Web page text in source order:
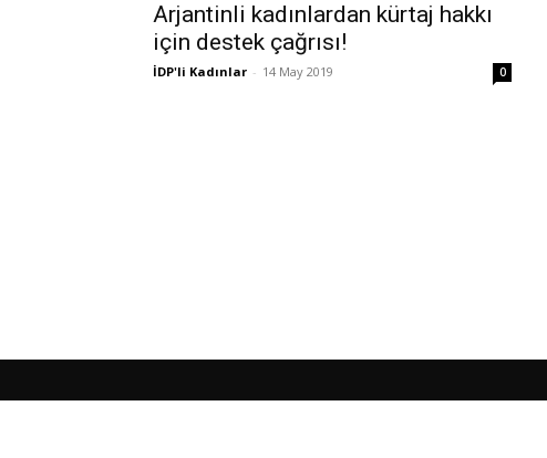
Arjantinli kadınlardan kürtaj hakkı
için destek çağrısı!
İDP'li Kadınlar - 14 May 2019 0